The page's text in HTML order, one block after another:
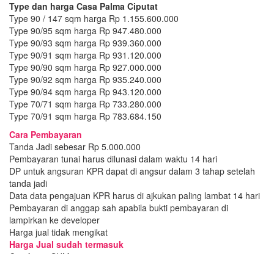
Type dan harga Casa Palma Ciputat
Type 90 / 147 sqm harga Rp 1.155.600.000
Type 90/95 sqm harga Rp 947.480.000
Type 90/93 sqm harga Rp 939.360.000
Type 90/91 sqm harga Rp 931.120.000
Type 90/90 sqm harga Rp 927.000.000
Type 90/92 sqm harga Rp 935.240.000
Type 90/94 sqm harga Rp 943.120.000
Type 70/71 sqm harga Rp 733.280.000
Type 70/91 sqm harga Rp 783.684.150
Cara Pembayaran
Tanda Jadi sebesar Rp 5.000.000
Pembayaran tunai harus dilunasi dalam waktu 14 hari
DP untuk angsuran KPR dapat di angsur dalam 3 tahap setelah
tanda jadi
Data data pengajuan KPR harus di ajkukan paling lambat 14 hari
Pembayaran di anggap sah apabila bukti pembayaran di
lampirkan ke developer
Harga jual tidak mengikat
Harga Jual sudah termasuk